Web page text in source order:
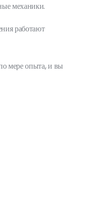
механики.
работают
мере опыта, и вы